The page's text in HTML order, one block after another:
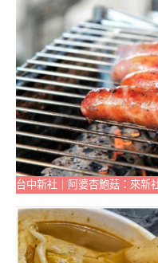
台中新社｜阿婆杏鮑菇：來新